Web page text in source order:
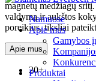
Namuose
Apie mus
Gamybos
Produktai
magnetų medžiagų
valdymą ir aukštos
poreikius, tiksliai
Apie mus
20+